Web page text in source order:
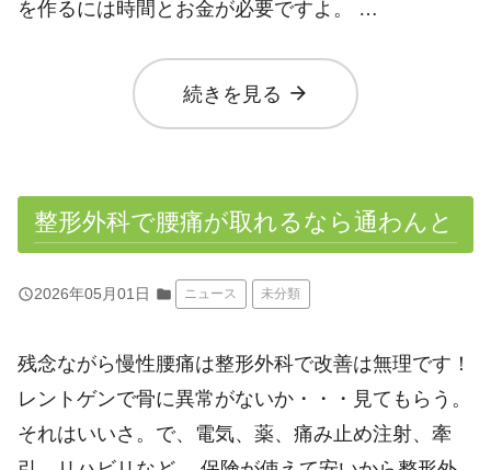
を作るには時間とお金が必要ですよ。 …
続きを見る arrow_forward
整形外科で腰痛が取れるなら通わんと
query_builder2026年05月01日 folder ニュース 未分類
残念ながら慢性腰痛は整形外科で改善は無理です！
レントゲンで骨に異常がないか・・・見てもらう。
それはいいさ。で、電気、薬、痛み止め注射、牽